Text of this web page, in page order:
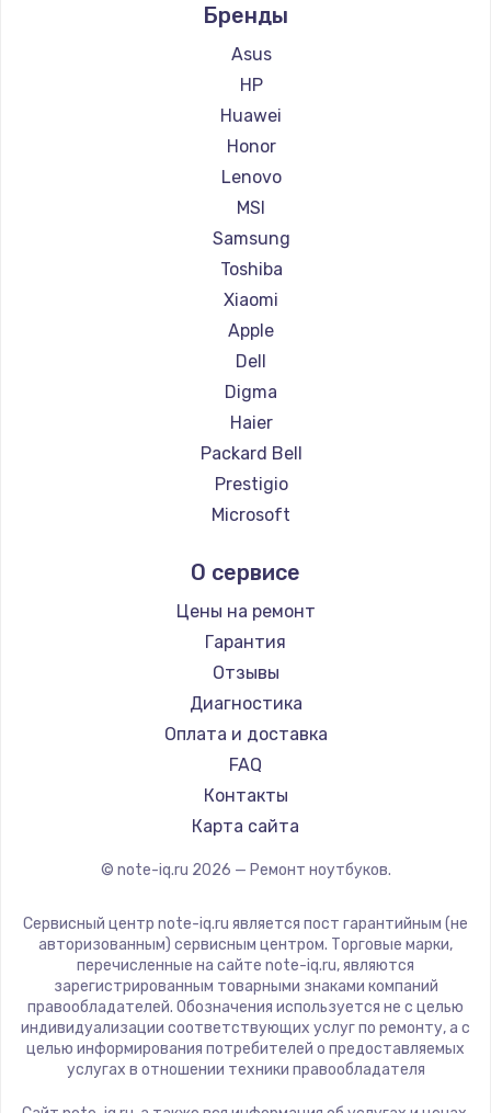
Ремонт ноутбуков Aquarius
Ремонт ноутбуков Gigabyte
Ремонт ноутбуков Aorus
Ремонт ноутбуков Maibenben
Ремонт ноутбуков Getac
Ремонт ноутбуков Epson
Ремонт ноутбуков Philips
Ремонт ноутбуков LG
Ремонт ноутбуков Panasonic
Ремонт ноутбуков Irbis
Ремонт ноутбуков Thunderobot
Ремонт ноутбуков Hasee
Ремонт ноутбуков ZTE
Ремонт ноутбуков Hiper
Ремонт ноутбуков Evga
Ремонт ноутбуков Google
Ремонт ноутбуков Echips
Ремонт ноутбуков Predator
Ремонт ноутбуков iru
Ремонт ноутбуков Machenike
Ремонт ноутбуков DEXP
Ремонт ноутбуков Teclast
Ремонт ноутбуков CHUWI
Ремонт ноутбуков Colorful
Бренды
Asus
HP
Huawei
Honor
Lenovo
MSI
Samsung
Toshiba
Xiaomi
Apple
Dell
Digma
Haier
Packard Bell
Prestigio
Microsoft
Aquarius
Gigabyte
Aorus
Maibenben
Getac
Epson
Philips
LG
Panasonic
ZTE
Hiper
Evga
Google
Echips
О сервисе
Цены на ремонт
Гарантия
Отзывы
Диагностика
Оплата и доставка
FAQ
Контакты
Карта сайта
© note-iq.ru 2026 — Ремонт ноутбуков.
Сервисный центр note-iq.ru является пост гарантийным (не
авторизованным) сервисным центром. Торговые марки,
перечисленные на сайте note-iq.ru, являются
зарегистрированным товарными знаками компаний
правообладателей. Обозначения используется не с целью
индивидуализации соответствующих услуг по ремонту, а с
целью информирования потребителей о предоставляемых
услугах в отношении техники правообладателя